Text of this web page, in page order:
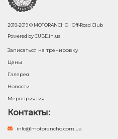
2018-2019 © MOTORANCHO | Off-Road Club
Powered byCUBE.in.ua
Записаться на тренировку
Цены
Галерея
Новости
Мероприятия
Контакты:
info@motorancho.com.ua